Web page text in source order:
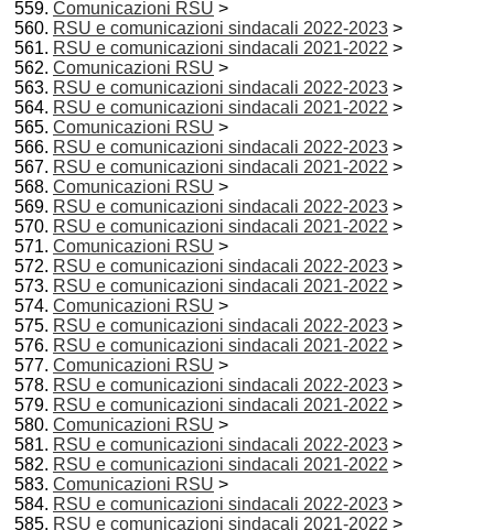
Comunicazioni RSU >
RSU e comunicazioni sindacali 2022-2023 >
RSU e comunicazioni sindacali 2021-2022 >
Comunicazioni RSU >
RSU e comunicazioni sindacali 2022-2023 >
RSU e comunicazioni sindacali 2021-2022 >
Comunicazioni RSU >
RSU e comunicazioni sindacali 2022-2023 >
RSU e comunicazioni sindacali 2021-2022 >
Comunicazioni RSU >
RSU e comunicazioni sindacali 2022-2023 >
RSU e comunicazioni sindacali 2021-2022 >
Comunicazioni RSU >
RSU e comunicazioni sindacali 2022-2023 >
RSU e comunicazioni sindacali 2021-2022 >
Comunicazioni RSU >
RSU e comunicazioni sindacali 2022-2023 >
RSU e comunicazioni sindacali 2021-2022 >
Comunicazioni RSU >
RSU e comunicazioni sindacali 2022-2023 >
RSU e comunicazioni sindacali 2021-2022 >
Comunicazioni RSU >
RSU e comunicazioni sindacali 2022-2023 >
RSU e comunicazioni sindacali 2021-2022 >
Comunicazioni RSU >
RSU e comunicazioni sindacali 2022-2023 >
RSU e comunicazioni sindacali 2021-2022 >